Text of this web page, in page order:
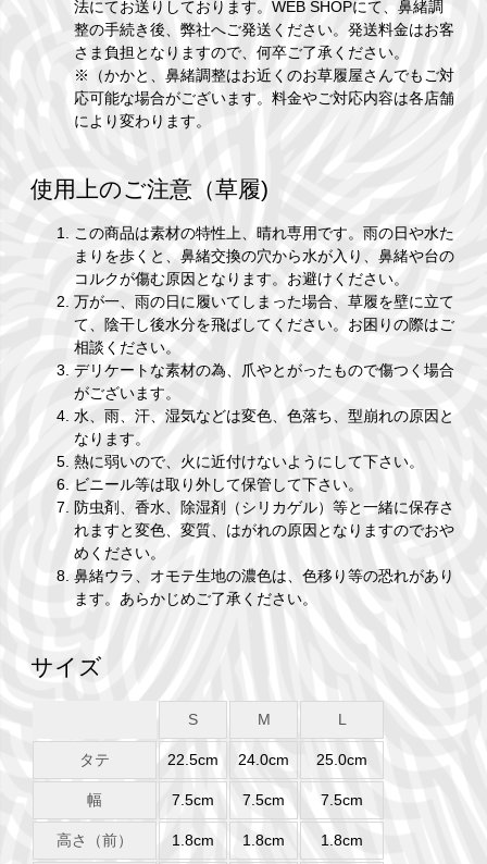
法にてお送りしております。WEB SHOPにて、鼻緒調
整の手続き後、弊社へご発送ください。発送料金はお客
さま負担となりますので、何卒ご了承ください。
※（かかと、鼻緒調整はお近くのお草履屋さんでもご対
応可能な場合がございます。料金やご対応内容は各店舗
により変わります。
使用上のご注意（草履)
この商品は素材の特性上、晴れ専用です。雨の日や水た
まりを歩くと、鼻緒交換の穴から水が入り、鼻緒や台の
コルクが傷む原因となります。お避けください。
万が一、雨の日に履いてしまった場合、草履を壁に立て
て、陰干し後水分を飛ばしてください。お困りの際はご
相談ください。
デリケートな素材の為、爪やとがったもので傷つく場合
がございます。
水、雨、汗、湿気などは変色、色落ち、型崩れの原因と
なります。
熱に弱いので、火に近付けないようにして下さい。
ビニール等は取り外して保管して下さい。
防虫剤、香水、除湿剤（シリカゲル）等と一緒に保存さ
れますと変色、変質、はがれの原因となりますのでおや
めください。
鼻緒ウラ、オモテ生地の濃色は、色移り等の恐れがあり
ます。あらかじめご了承ください。
サイズ
S M L
タテ 22.5cm 24.0cm 25.0cm
幅 7.5cm 7.5cm 7.5cm
高さ（前） 1.8cm 1.8cm 1.8cm